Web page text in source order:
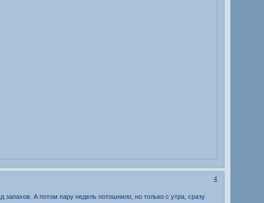
4
запахов. А потом пару недель потошнило, но только с утра, сразу